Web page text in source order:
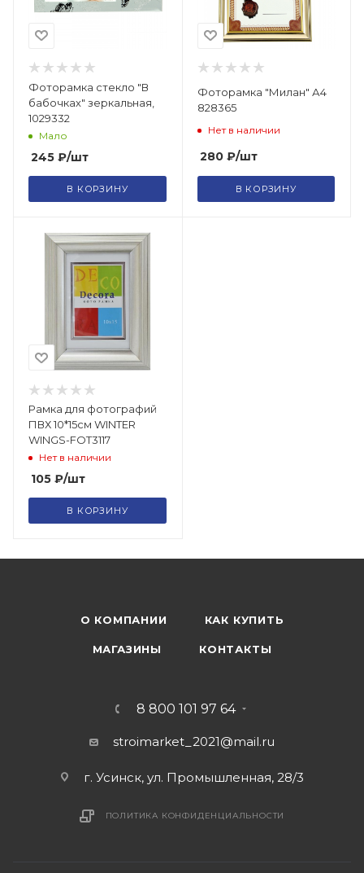
Фоторамка стекло "В
бабочках" зеркальная,
1029332
Мало
245 ₽/шт
В КОРЗИНУ
Фоторамка "Милан" А4
828365
Нет в наличии
280₽/шт
В КОРЗИНУ
Рамка для фотографий
ПВХ 10*15см WINTER
WINGS-FOT3117
Нет в наличии
105 ₽/шт
В КОРЗИНУ
О КОМПАНИИ КАК КУПИТЬ
МАГАЗИНЫ КОНТАКТЫ
8 800 101 97 64
stroimarket_2021@mail.ru
г. Усинск, ул. Промышленная, 28/3
ПОЛИТИКА КОНФИДЕНЦИАЛЬНОСТИ